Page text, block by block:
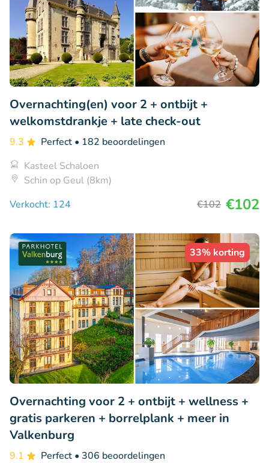
Overnachting(en) voor 2 + ontbijt +
welkomstdrankje + late check-out
9.3 Perfect • 182 beoordelingen
Kasteel Schaloen
Schin op Geul (8km)
Verkocht: 124
€102 €102
33% korting
Overnachting voor 2 + ontbijt + wellness +
gratis parkeren + borrelplank + meer in
Valkenburg
9.1 Perfect • 306 beoordelingen